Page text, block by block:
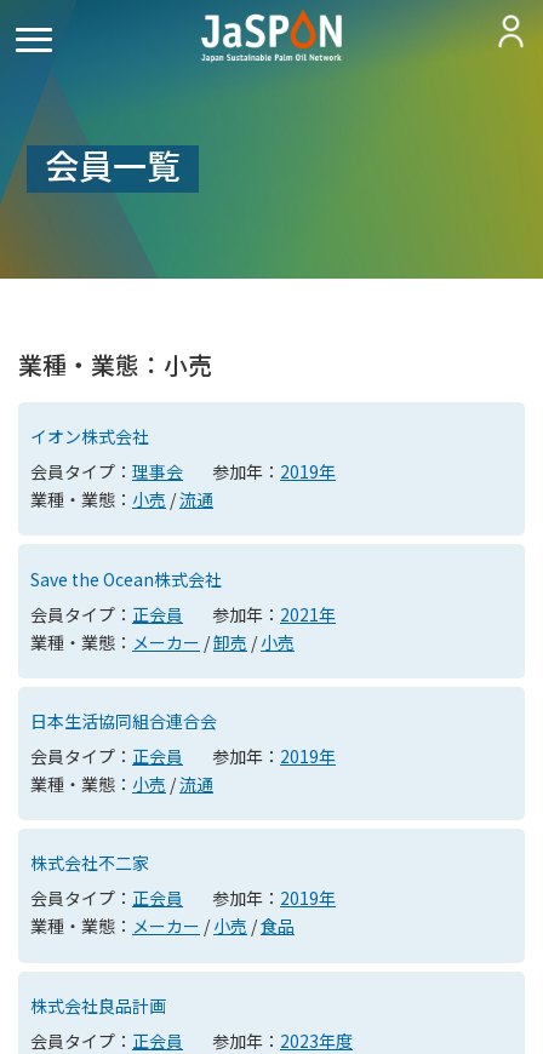
会員一覧
業種・業態：小売
イオン株式会社
会員タイプ： 理事会 参加年： 2019年
業種・業態： 小売 /流通
Save the Ocean株式会社
会員タイプ： 正会員 参加年： 2021年
業種・業態： メーカー /卸売 /小売
日本生活協同組合連合会
会員タイプ： 正会員 参加年： 2019年
業種・業態： 小売 /流通
株式会社不二家
会員タイプ： 正会員 参加年： 2019年
業種・業態： メーカー /小売 /食品
株式会社良品計画
会員タイプ： 正会員 参加年： 2023年度